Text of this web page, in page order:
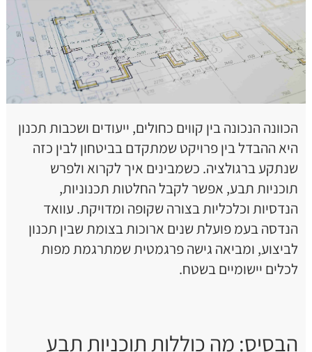
הכוונה הנכונה בין קווים כחולים, ייעודים ושכבות תכנון
היא ההבדל בין פרויקט שמתקדם בביטחון לבין כזה
שנתקע ברגולציה. כשמבינים איך לקרוא ולפרש
תוכניות תבע, אפשר לקבל החלטות תכנוניות,
הנדסיות וכלכליות בצורה שקופה ומדויקת. עוואד
הנדסה בעמ פועלת שנים ארוכות בצומת שבין תכנון
לביצוע, ומביאה גישה פרגמטית שמתרגמת מפות
לכלים יישומיים בשטח.
הבסיס: מה כוללות תוכניות תבע